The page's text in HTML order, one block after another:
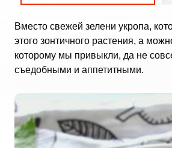
Вместо свежей зелени укропа,
этого зонтичного растения, а
которому мы привыкли, да не
съедобными и аппетитными.